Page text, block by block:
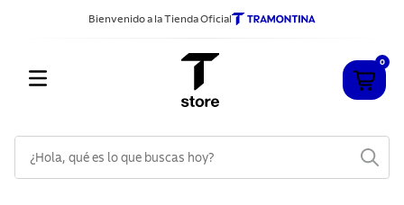
Bienvenido a la Tienda Oficial
0